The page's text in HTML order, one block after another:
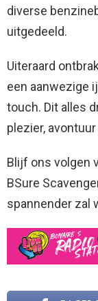
diverse
uitgedeeld.
Uiteraard
een aanwezige
touch. Dit alles
plezier,
Blijf ons volgen
BSure
spannender zal